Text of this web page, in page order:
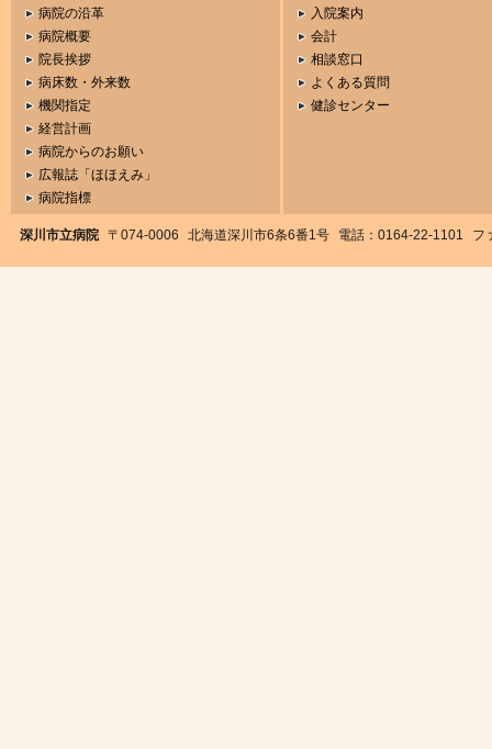
病院の沿革
病院概要
院長挨拶
病床数・外来数
機関指定
経営計画
病院からのお願い
広報誌「ほほえみ」
病院指標
入院案内
会計
相談窓口
よくある質問
健診センター
深川市立病院 〒074-0006 北海道深川市6条6番1号 電話：0164-22-1101 フ